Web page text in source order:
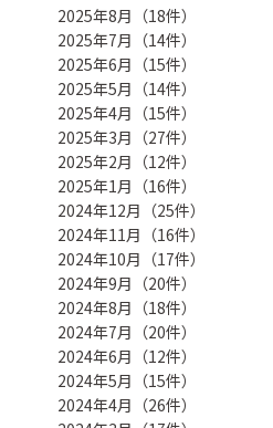
2025年8月（18件）
2025年7月（14件）
2025年6月（15件）
2025年5月（14件）
2025年4月（15件）
2025年3月（27件）
2025年2月（12件）
2025年1月（16件）
2024年12月（25件）
2024年11月（16件）
2024年10月（17件）
2024年9月（20件）
2024年8月（18件）
2024年7月（20件）
2024年6月（12件）
2024年5月（15件）
2024年4月（26件）